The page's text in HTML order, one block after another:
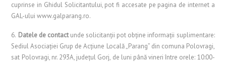
cuprinse in Ghidul Solicitantului, pot fi accesate pe pagina de internet a
GAL-ului www.galparang.ro.
6. Datele de contactunde solicitanţii pot obţine informaţii suplimentare:
Sediul Asociaţiei Grup de Acţiune Locală „Parang” din comuna Polovragi,
sat Polovragi, nr. 293A, judeţul Gorj, de luni până vineri între orele: 10:00-